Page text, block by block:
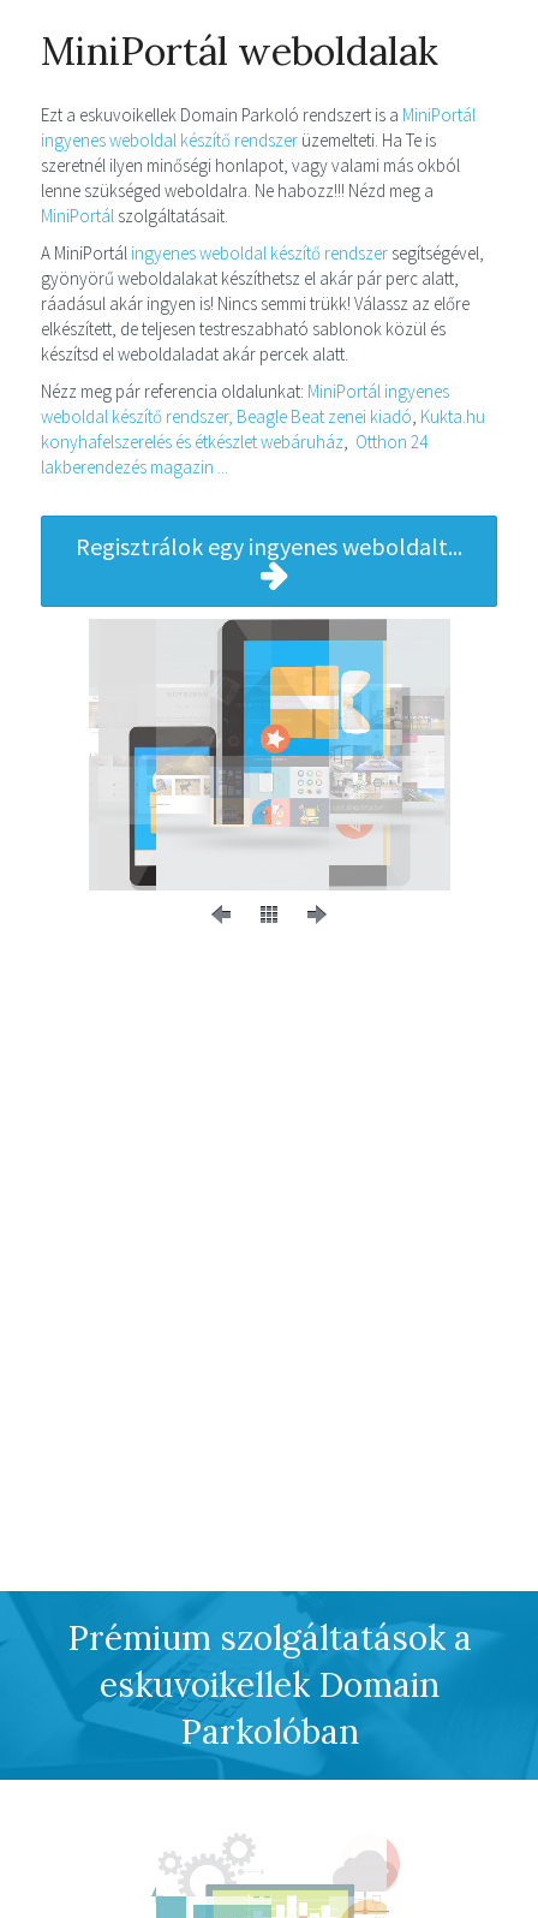
MiniPortál weboldalak
Ezt a eskuvoikellek Domain Parkoló rendszert is a MiniPortál
ingyenes weboldal készítő rendszer üzemelteti. Ha Te is
szeretnél ilyen minőségi honlapot, vagy valami más okból
lenne szükséged weboldalra. Ne habozz!!! Nézd meg a
MiniPortál szolgáltatásait.
A MiniPortál ingyenes weboldal készítő rendszer segítségével,
gyönyörű weboldalakat készíthetsz el akár pár perc alatt,
ráadásul akár ingyen is! Nincs semmi trükk! Válassz az előre
elkészített, de teljesen testreszabható sablonok közül és
készítsd el weboldaladat akár percek alatt.
Nézz meg pár referencia oldalunkat: MiniPortál ingyenes
weboldal készítő rendszer, Beagle Beat zenei kiadó, Kukta.hu
konyhafelszerelés és étkészlet webáruház, Otthon 24
lakberendezés magazin ...
Regisztrálok egy ingyenes weboldalt...
Prémium szolgáltatások a
eskuvoikellek Domain
Parkolóban